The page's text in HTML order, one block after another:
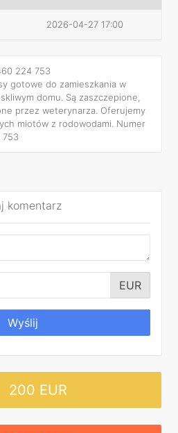
2026-04-27 17:00
224 753
gotowe do zamieszkania w
domu. Są zaszczepione,
przez weterynarza. Oferujemy
miotów z rodowodami. Numer
komentarz
EUR
Wyślij
200 EUR